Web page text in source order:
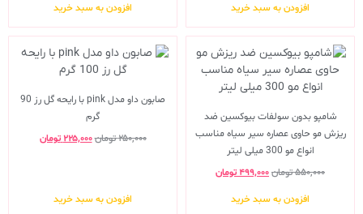
افزودن به سبد خرید افزودن به سبد خرید
شامپو بدون سولفات بیوکسین ضد
ریزش مو حاوی عصاره سیر سیاه مناسب
انواع مو 300 میلی لیتر
۵۵۰,۰۰۰تومان۴۹۹,۰۰۰تومان
افزودن به سبد خرید
صابون داو مدل pink با رایحه گل رز 90
گرم
۲۵۰,۰۰۰تومان۲۲۵,۰۰۰ تومان
افزودن به سبد خرید